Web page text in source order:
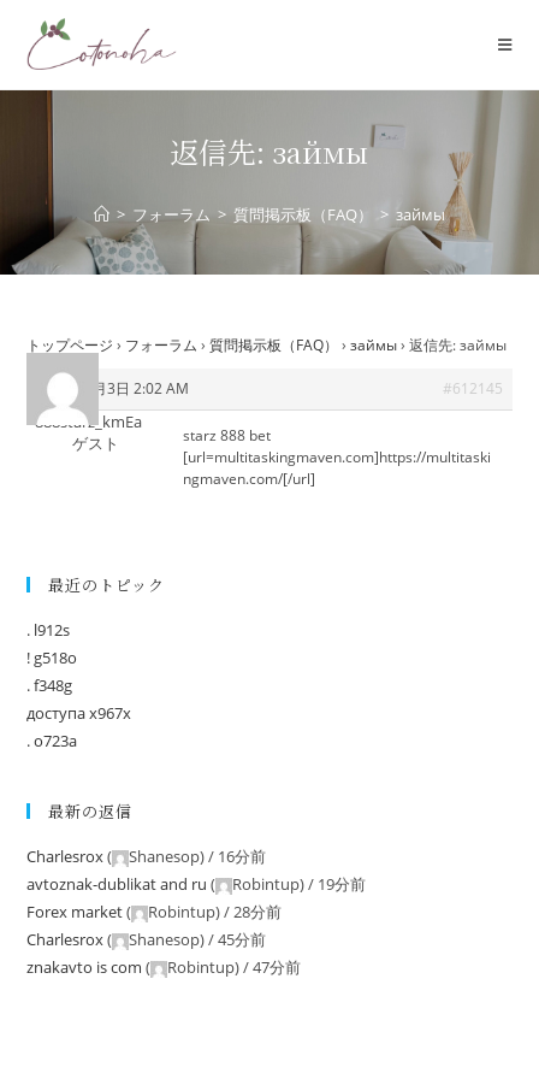
返信先: займы
> フォーラム > 質問掲示板（FAQ） > займы
トップページ › フォーラム › 質問掲示板（FAQ） › займы › 返信先: займы
2026年6月3日 2:02 AM #612145
888starz_kmEa
ゲスト
starz 888 bet
[url=multitaskingmaven.com]https://multitaski
ngmaven.com/[/url]
最近のトピック
. l912s
! g518o
. f348g
доступа x967x
. o723a
最新の返信
Charlesrox( Shanesop) / 16分前
avtoznak-dublikat and ru ( Robintup) / 19分前
Forex market( Robintup) /28分前
Charlesrox( Shanesop) /45分前
znakavto is com ( Robintup) /47分前